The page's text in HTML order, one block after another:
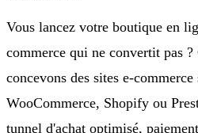
Vous lancez votre boutique en
commerce qui ne convertit pas ?
concevons des sites e-
WooCommerce, Shopify ou
tunnel d'achat optimisé,